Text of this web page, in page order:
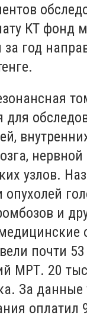
КТ фонд
за год
для
узлов.
опухолей
и
почти
МРТ. 20
За данные
оплатил